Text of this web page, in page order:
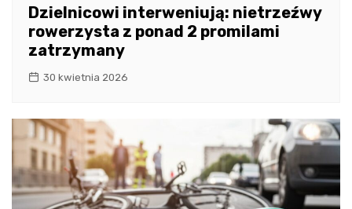
Dzielnicowi interweniują: nietrzeźwy
rowerzysta z ponad 2 promilami
zatrzymany
30 kwietnia 2026